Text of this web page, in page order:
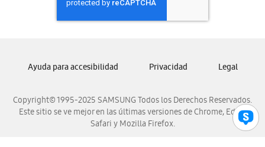
Samsung Nicaragua
Samsung Panamá
Samsung Venezuela
Copyright© 1995-2025 SAMSUNG Todos los Derechos Reservados.
Este sitio se ve mejor en las últimas versiones de Chrome, Edge,
Safari y Mozilla Firefox.
Ayuda para accesibilidad Privacidad Legal